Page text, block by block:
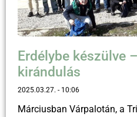
Erdélybe készülve
kirándulás
2025.03.27. 10:06
Márciusban Várpalotán, a